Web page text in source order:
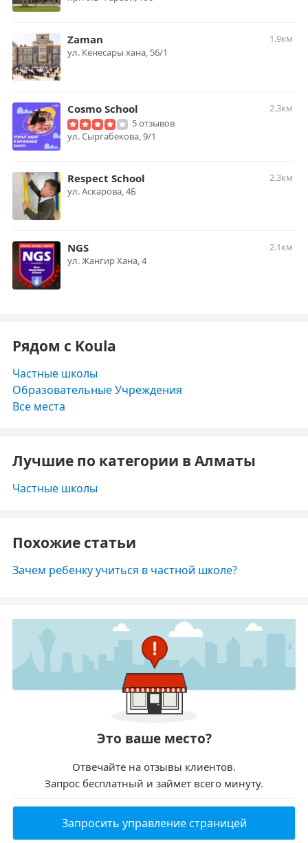
Zaman
1.9км
ул. Кенесары хана, 56/1
Cosmo School
2.3км
5 отзывов
ул. ​Сыргабекова, 9/1
Respect School
2.3км
ул. Аскарова, 4Б
NGS
2.1км
ул. Жангир Хана, 4
Рядом с Koula
Частные школы
Образовательные Учреждения
Все места
Лучшие по категории в Алматы
Частные школы
Похожие статьи
Зачем ребенку учиться в частной школе?
Это ваше место?
Отвечайте на отзывы клиентов.
Запрос бесплатный и займет всего минуту.
Запросить управление страницей